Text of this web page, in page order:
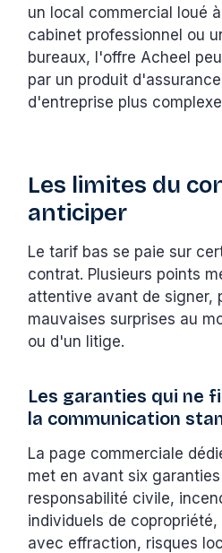
un local commercial loué
cabinet professionnel ou
bureaux, l'offre Acheel
par un produit
d'entreprise plus
Les limites du
anticiper
Le tarif bas se paie sur
contrat. Plusieurs points
attentive avant de signer,
mauvaises surprises au
ou d'un litige.
Les garanties qui ne
la communication
La page commerciale
met en avant six
responsabilité civile,
individuels de
avec effraction, risques